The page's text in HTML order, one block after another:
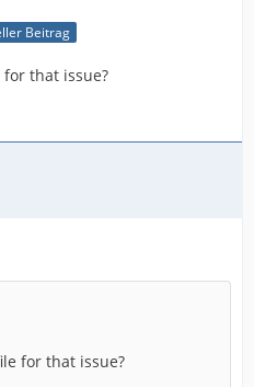
Beitrag
for that issue?
for that issue?